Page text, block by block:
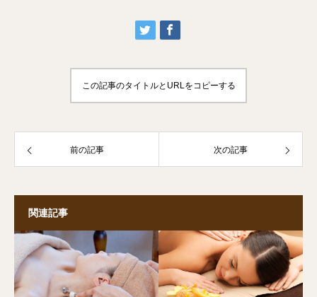
この記事のタイトルとURLをコピーする
前の記事 次の記事
関連記事